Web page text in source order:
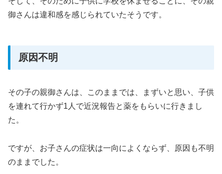
御さんは違和感を感じられていたそうです。
原因不明
その子の親御さんは、このままでは、まずいと思い、子供
を連れて行かず1人で近況報告と薬をもらいに行きまし
た。
ですが、お子さんの症状は一向によくならず、原因も不明
のままでした。